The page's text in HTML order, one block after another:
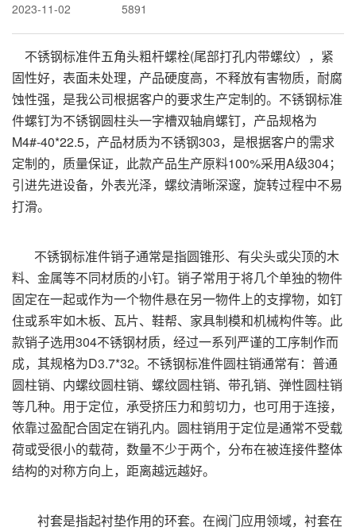
2023-11-02 5891
不锈钢标准件五角头粗杆螺栓(尾部打孔内带螺纹），紧
固性好，表面未处理，产品硬度高，不释放有害物质，耐腐
蚀性强，是我公司根据客户的要求生产定制的。不锈钢标准
件螺钉为不锈钢圆柱头一字槽双轴肩螺钉，产品规格为
M4#-40*22.5，产品材质为不锈钢303，是根据客户的需求
定制的，质量保证，此款产品生产原料100%采用A级304；
引进先进设备，外表光泽，螺纹清晰深邃，旋转过程中不易
打滑。
不锈钢标准件销子通常是指圆锥形、有尖头或尖顶的木
料、金属等不同材质的小钉。销子常用于将几个单独的物件
固定在一起或作为一个物件悬在另一物件上的支撑物，如钉
住或系牢如木板、瓦片、鞋帮、家具制模和机械构件等。此
款销子选用304不锈钢材质，经过一系列严谨的工序制作而
成，其规格为D3.7*32。不锈钢标准件圆柱销通常有：普通
圆柱销、内螺纹圆柱销、螺纹圆柱销、带孔销、弹性圆柱销
等几种。用于定位，承受挤压力和剪切力，也可用于连接，
依靠过盈配合固定在销孔内。圆柱销用于定位是通常不受载
荷或受很小的载荷，数量不少于两个，分布在被连接件整体
结构的对称方向上，距离越远越好。
衬套是指起衬垫作用的环套。在阀门应用领域，衬套在